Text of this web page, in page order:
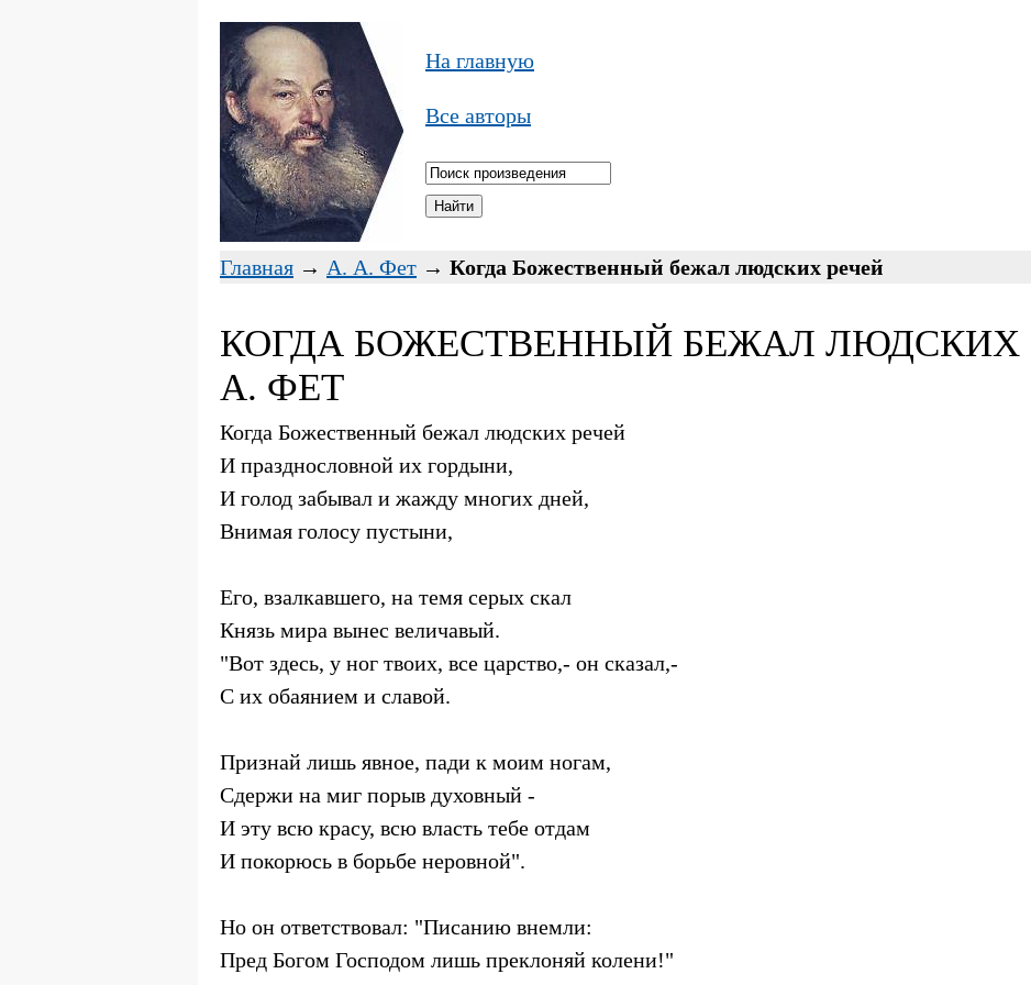
На главную
Все авторы
Главная → А. А. Фет → Когда Божественный бежал людских речей
КОГДА БОЖЕСТВЕННЫЙ БЕЖАЛ ЛЮДСКИХ
А. ФЕТ
Когда Божественный бежал людских речей
И празднословной их гордыни,
И голод забывал и жажду многих дней,
Внимая голосу пустыни,
Его, взалкавшего, на темя серых скал
Князь мира вынес величавый.
"Вот здесь, у ног твоих, все царство,- он сказал,-
С их обаянием и славой.
Признай лишь явное, пади к моим ногам,
Сдержи на миг порыв духовный -
И эту всю красу, всю власть тебе отдам
И покорюсь в борьбе неровной".
Но он ответствовал: "Писанию внемли:
Пред Богом Господом лишь преклоняй колени!"